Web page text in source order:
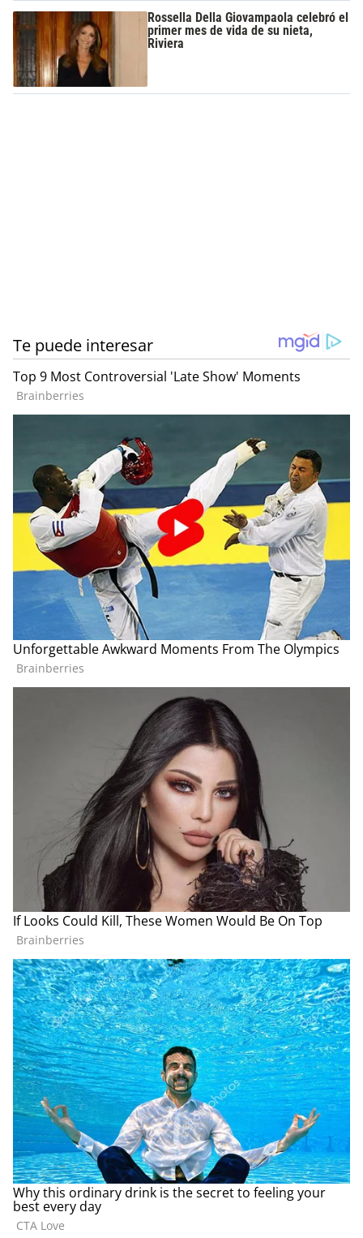
Rossella Della Giovampaola celebró el
primer mes de vida de su nieta,
Riviera